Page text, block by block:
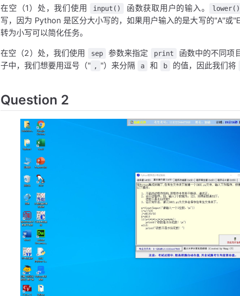
在空（1）处，我们使用 input() 函数获取用户的输入。 lower()
写，因为 Python 是区分大小写的，如果用户输入的是大写的"A"或
转为小写可以简化任务。
在空（2）处，我们使用 sep 参数来指定 print
函数中的不同项
子中，我们想要用逗号（" , "）来分隔 a 和 b 的值，因此我们将
Question 2